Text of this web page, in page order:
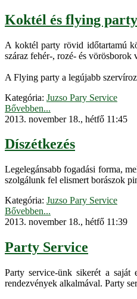
Koktél és flying party
A koktél party rövid időtartamú
száraz fehér-, rozé- és vörösborok
A Flying party a legújabb
Kategória: Juzso Pary Service
Bővebben...
2013. november 18., hétfő 11:45
Díszétkezés
Legelegánsabb fogadási forma,
szolgálunk fel elismert borászok
Kategória: Juzso Pary Service
Bővebben...
2013. november 18., hétfő 11:39
Party Service
Party service-ünk sikerét a saját
rendezvények alkalmával. Party